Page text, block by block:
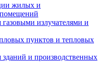
жилых и
излучателями и
пунктов и тепловых
и производственных